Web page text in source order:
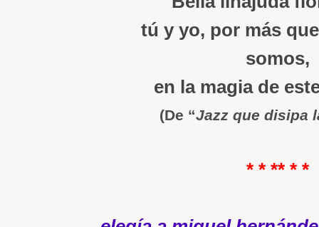
tú y yo, por más
somos,
en la magia de
(De “Jazz que disipa
* * ** * *